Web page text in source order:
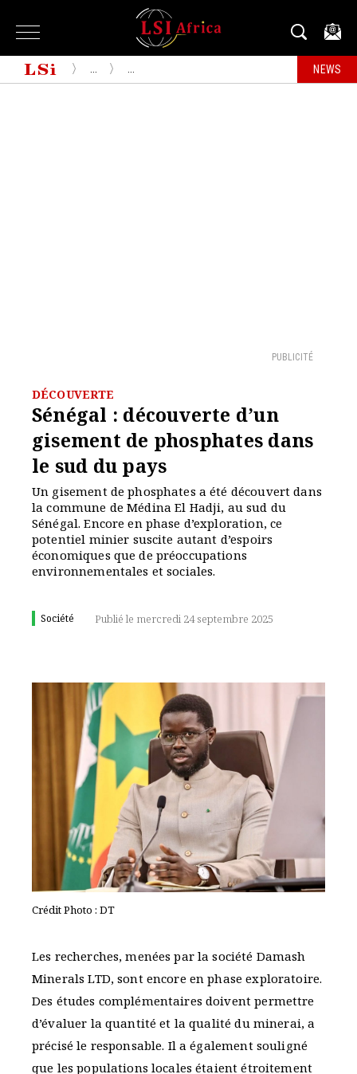
NEWS
PUBLICITÉ
DÉCOUVERTE
Sénégal : découverte d’un
gisement de phosphates dans
le sud du pays
Un gisement de phosphates a été découvert dans
la commune de Médina El Hadji, au sud du
Sénégal. Encore en phase d’exploration, ce
potentiel minier suscite autant d’espoirs
économiques que de préoccupations
environnementales et sociales.
Société Publié le mercredi 24 septembre 2025
Crédit Photo : DT
Les recherches, menées par la société Damash
Minerals LTD, sont encore en phase exploratoire.
Des études complémentaires doivent permettre
d’évaluer la quantité et la qualité du minerai, a
précisé le responsable. Il a également souligné
que les populations locales étaient étroitement